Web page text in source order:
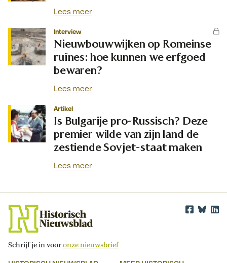
Lees meer
Interview
Nieuwbouwwijken op Romeinse
ruïnes: hoe kunnen we erfgoed
bewaren?
Lees meer
Artikel
Is Bulgarije pro-Russisch? Deze
premier wilde van zijn land de
zestiende Sovjet-staat maken
Lees meer
Schrijf je in vooronze nieuwsbrief